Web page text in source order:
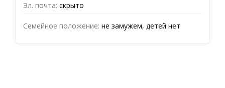
Эл. почта: скрыто
Семейное положение: не замужем, детей нет